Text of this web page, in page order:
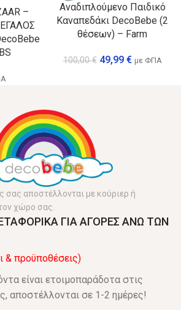
–
Αναδιπλούμενο Παιδικό
Καναπεδάκι DecoBebe (2
θέσεων) – Farm
100,00€ 49,99 € με ΦΠΑ
σας αποστέλλονται με κούριερ ή
χώρο σας.
ΓΙΑ ΑΓΟΡΕΣ ΑΝΩ ΤΩΝ
& προϋποθέσεις)
είναι ετοιμοπαράδοτα στις
αποστέλλονται σε 1-2 ημέρες!